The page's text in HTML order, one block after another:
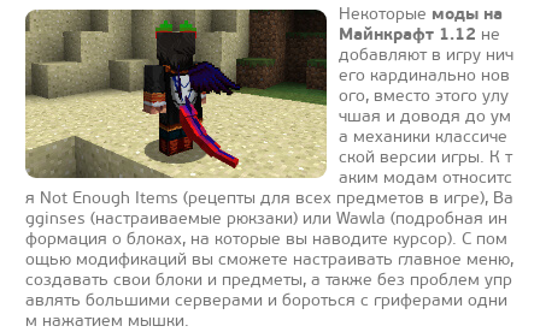
Некоторые моды на
Майнкрафт 1.12 не
добавляют в игру нич
его кардинально нов
ого, вместо этого улу
чшая и доводя до ум
а механики классиче
ской версии игры. К т
аким модам относитс
я Not Enough Items (рецепты для всех предметов в игре), Ba
gginses (настраиваемые рюкзаки) или Wawla (подробная ин
формация о блоках, на которые вы наводите курсор). С пом
ощью модификаций вы сможете настраивать главное меню,
создавать свои блоки и предметы, а также без проблем упр
авлять большими серверами и бороться с гриферами одни
м нажатием мышки.